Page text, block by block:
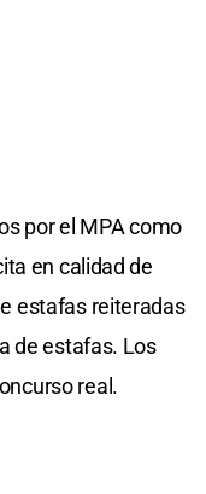
por el MPA como
en calidad de
estafas reiteradas
de estafas. Los
real.